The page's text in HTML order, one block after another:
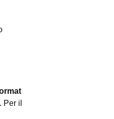
. Per il